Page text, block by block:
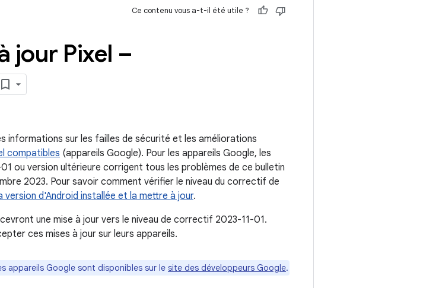
Ce contenu vous a-t-il été utile ?
jour Pixel –
informations sur les failles de sécurité et les améliorations
compatibles (appareils Google). Pour les appareils Google, les
ou version ultérieure corrigent tous les problèmes de ce bulletin
2023. Pour savoir comment vérifier le niveau du correctif de
version d'Android installée et la mettre à jour.
une mise à jour vers le niveau de correctif 2023-11-01.
ces mises à jour sur leurs appareils.
appareils Google sont disponibles sur le site des développeurs Google.